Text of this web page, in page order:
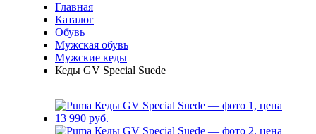
Главная
Каталог
Обувь
Мужская обувь
Мужские кеды
Кеды GV Special Suede